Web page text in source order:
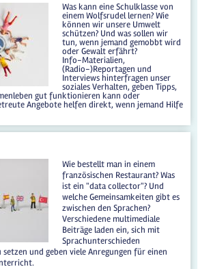
Was kann eine Schulklasse von
einem Wolfsrudel lernen? Wie
können wir unsere Umwelt
schützen? Und was sollen wir
tun, wenn jemand gemobbt wird
oder Gewalt erfährt?
Info-Materialien,
(Radio-)Reportagen und
Interviews hinterfragen unser
soziales Verhalten, geben Tipps,
gut funktionieren kann oder
Angebote helfen direkt, wenn jemand Hilfe
Wie bestellt man in einem
französischen Restaurant? Was
ist ein "data collector"? Und
welche Gemeinsamkeiten gibt es
zwischen den Sprachen?
Verschiedene multimediale
Beiträge laden ein, sich mit
Sprachunterschieden
setzen und geben viele Anregungen für einen